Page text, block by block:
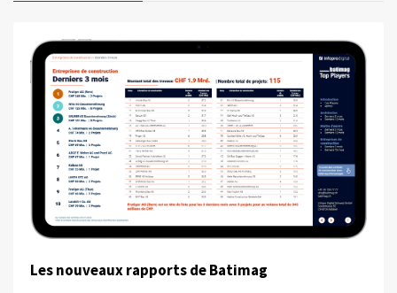
Les nouveaux rapports de Batimag